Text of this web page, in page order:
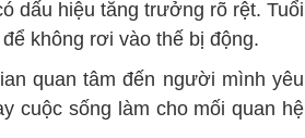
dấu hiệu tăng trưởng rõ rệt. Tuổi
không rơi vào thế bị động.
quan tâm đến người mình yêu
cuộc sống làm cho mối quan hệ